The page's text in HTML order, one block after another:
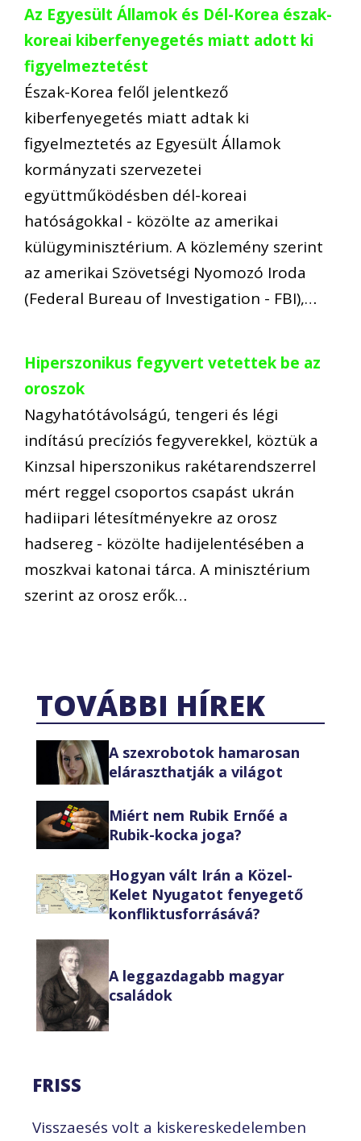
Az Egyesült Államok és Dél-Korea észak-
koreai kiberfenyegetés miatt adott ki
figyelmeztetést
Észak-Korea felől jelentkező
kiberfenyegetés miatt adtak ki
figyelmeztetés az Egyesült Államok
kormányzati szervezetei
együttműködésben dél-koreai
hatóságokkal - közölte az amerikai
külügyminisztérium. A közlemény szerint
az amerikai Szövetségi Nyomozó Iroda
(Federal Bureau of Investigation - FBI),…
Hiperszonikus fegyvert vetettek be az
oroszok
Nagyhatótávolságú, tengeri és légi
indítású precíziós fegyverekkel, köztük a
Kinzsal hiperszonikus rakétarendszerrel
mért reggel csoportos csapást ukrán
hadiipari létesítményekre az orosz
hadsereg - közölte hadijelentésében a
moszkvai katonai tárca. A minisztérium
szerint az orosz erők…
TOVÁBBI HÍREK
A szexrobotok hamarosan
eláraszthatják a világot
Miért nem Rubik Ernőé a
Rubik-kocka joga?
Hogyan vált Irán a Közel-
Kelet Nyugatot fenyegető
konfliktusforrásává?
A leggazdagabb magyar
családok
FRISS
Visszaesés volt a kiskereskedelemben